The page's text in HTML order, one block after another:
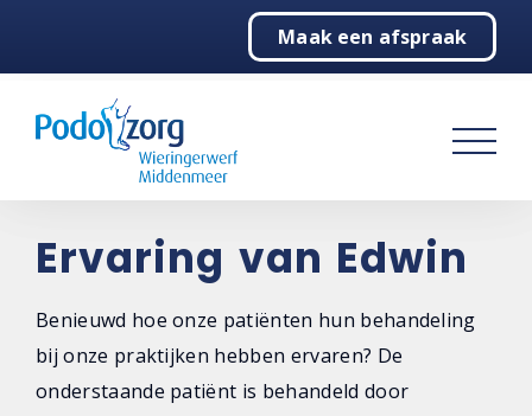
Maak een afspraak
Podologie
Behandelingen
Over ons
Ervaring van Edwin
Benieuwd hoe onze patiënten hun behandeling
bij onze praktijken hebben ervaren? De
onderstaande patiënt is behandeld door